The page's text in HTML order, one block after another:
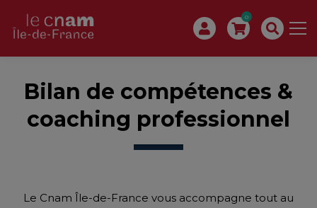
0
Bilan de compétences &
coaching professionnel
Le Cnam Île-de-France vous accompagne tout au